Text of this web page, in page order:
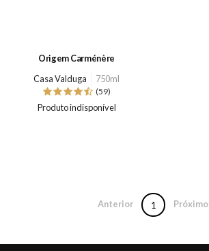
Origem Carménère
Casa Valduga
750ml
(59)
Produto indisponível
Anterior 1 Próximo